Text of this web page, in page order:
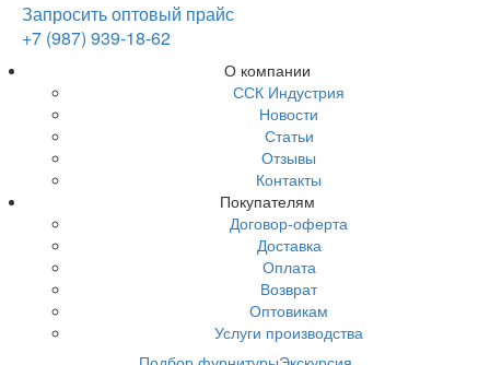
Запросить оптовый прайс
+7 (987) 939-18-62
О компании
ССК Индустрия
Новости
Статьи
Отзывы
Контакты
Покупателям
Договор-оферта
Доставка
Оплата
Возврат
Оптовикам
Услуги производства